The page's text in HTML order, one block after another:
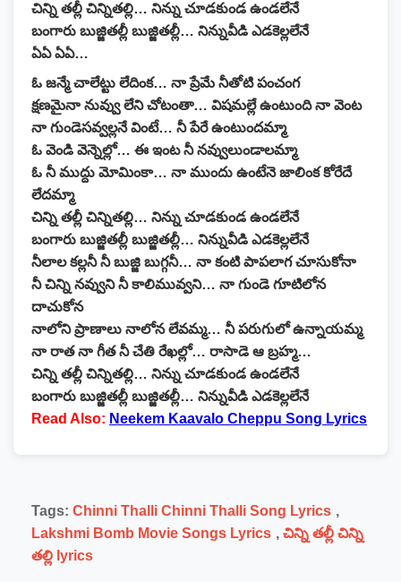
చిన్ని తల్లీ చిన్నితల్లి… నిన్ను చూడకుండ ఉండలేనే
బంగారు బుజ్జితల్లీ బుజ్జితల్లీ… నిన్నువీడి ఎడకెల్లలేనే
ఏఏ ఏఏ…
ఓ జన్మే చాలేట్టు లేదింక… నా ప్రేమే నీతోటి పంచంగ
క్షణమైనా నువ్వు లేని చోటంతా… విషమల్లే ఉంటుంది నా వెంట
నా గుండెసవ్వల్లనే వింటే… నీ పేరే ఉంటుందమ్మా
ఓ వెండి వెన్నెల్లో… ఈ ఇంట నీ నవ్వులుండాలమ్మా
ఓ నీ ముద్దు మోమింకా… నా ముందు ఉంటేనె జాలింక కోరేదే
లేదమ్మా
చిన్ని తల్లీ చిన్నితల్లి… నిన్ను చూడకుండ ఉండలేనే
బంగారు బుజ్జితల్లీ బుజ్జితల్లీ… నిన్నువీడి ఎడకెల్లలేనే
నీలాల కల్లనీ నీ బుజ్జి బుగ్గనీ… నా కంటి పాపలాగ చూసుకోనా
నీ చిన్ని నవ్వుని నీ కాలిమువ్వని… నా గుండె గూటిలోన
దాచుకోన
నాలోని ప్రాణాలు నాలోన లేవమ్మ… నీ పరుగులో ఉన్నాయమ్మ
నా రాత నా గీత నీ చేతి రేఖల్లో… రాసాడె ఆ బ్రహ్మ…
చిన్ని తల్లీ చిన్నితల్లి… నిన్ను చూడకుండ ఉండలేనే
బంగారు బుజ్జితల్లీ బుజ్జితల్లీ… నిన్నువీడి ఎడకెల్లలేనే
Read Also: Neekem Kaavalo Cheppu Song Lyrics
Tags: Chinni Thalli Chinni Thalli Song Lyrics ,
Lakshmi Bomb Movie Songs Lyrics , చిన్ని తల్లీ చిన్ని
తల్లి lyrics